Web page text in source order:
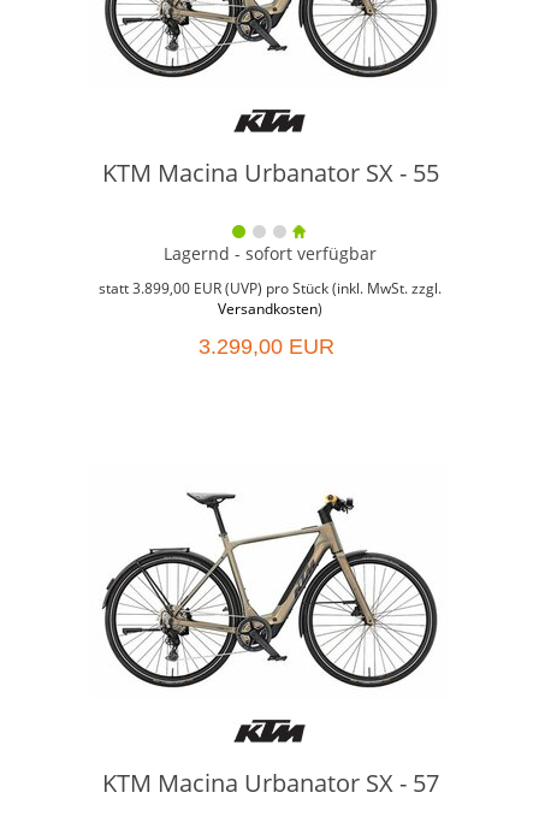
KTM Macina Urbanator SX - 55
Lagernd - sofort verfügbar
statt3.899,00 EUR(UVP) pro Stück (inkl. MwSt. zzgl.
Versandkosten)
3.299,00 EUR
KTM Macina Urbanator SX - 57